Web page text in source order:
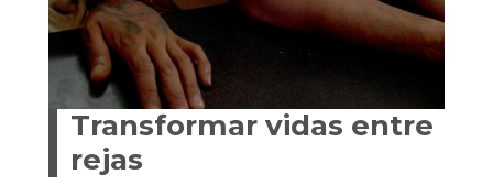
Transformar vidas entre
rejas